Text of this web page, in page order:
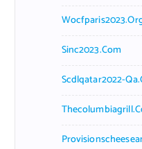
Sinc2023.com
Scdlqatar2022-